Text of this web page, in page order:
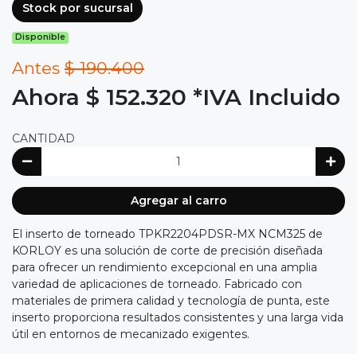
Stock por sucursal
Disponible
Antes $ 190.400
Ahora $ 152.320 *IVA Incluido
CANTIDAD
Agregar al carro
El inserto de torneado TPKR2204PDSR-MX NCM325 de
KORLOY es una solución de corte de precisión diseñada
para ofrecer un rendimiento excepcional en una amplia
variedad de aplicaciones de torneado. Fabricado con
materiales de primera calidad y tecnología de punta, este
inserto proporciona resultados consistentes y una larga vida
útil en entornos de mecanizado exigentes.